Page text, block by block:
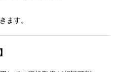
ます。